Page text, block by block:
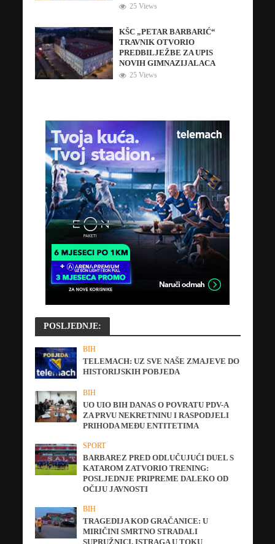
25 Views
KŠC „PETAR BARBARIĆ“
TRAVNIK OTVORIO
PREDBILJEŽBE ZA UPIS
NOVIH GIMNAZIJALACA
25 Views
POSLJEDNJE:
BIH
TELEMACH: UZ SVE NAŠE ZMAJEVE DO
HISTORIJSKIH POBJEDA
BIH
UO UIO BIH DANAS O POVRATU PDV-A
ZA PRVU NEKRETNINU I RASPODJELI
PRIHODA MEĐU ENTITETIMA
SPORT
BARBAREZ PRED ODLUČUJUĆI DUEL S
KATAROM ZATVORIO TRENING:
POSLJEDNJE PRIPREME DALEKO OD
OČIJU JAVNOSTI
BIH
TRAGEDIJA KOD GRAČANICE: U
MIRIČINI SMRTNO STRADALI
SUPRUŽNICI, ISTRAGA U TOKU